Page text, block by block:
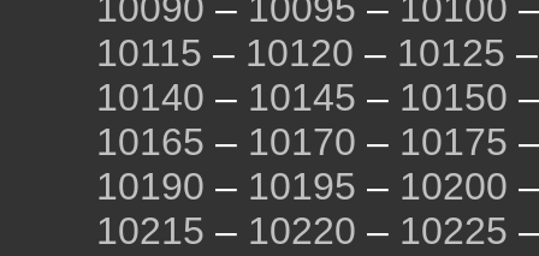
10090 – 10095 – 10100
10115 – 10120 – 10125
10140 – 10145 – 10150
10165 – 10170 – 10175
10190 – 10195 – 10200
10215 – 10220 – 10225